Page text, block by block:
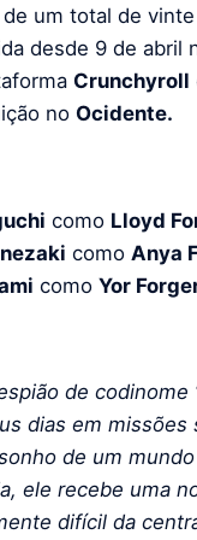
um total de
desde 9 de abril
Crunchyroll
no Ocidente.
como Lloyd
como Anya
como Yor
de codinome
dias em missões
de um
ele recebe uma
difícil da